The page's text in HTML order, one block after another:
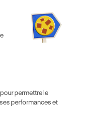
de confidentialité
formules que vous
Générales de
permettre le
performances et